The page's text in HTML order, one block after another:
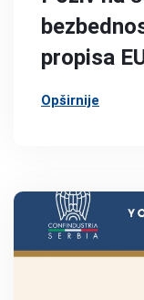
propisa
Opširnije